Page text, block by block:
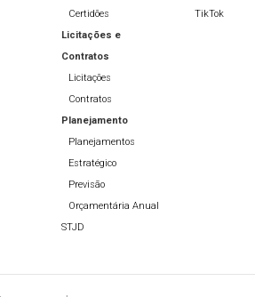
Certidões
Licitações e
Contratos
Licitações
Contratos
Planejamento
Planejamentos
Estratégico
Previsão
Orçamentária Anual
STJD
TikTok